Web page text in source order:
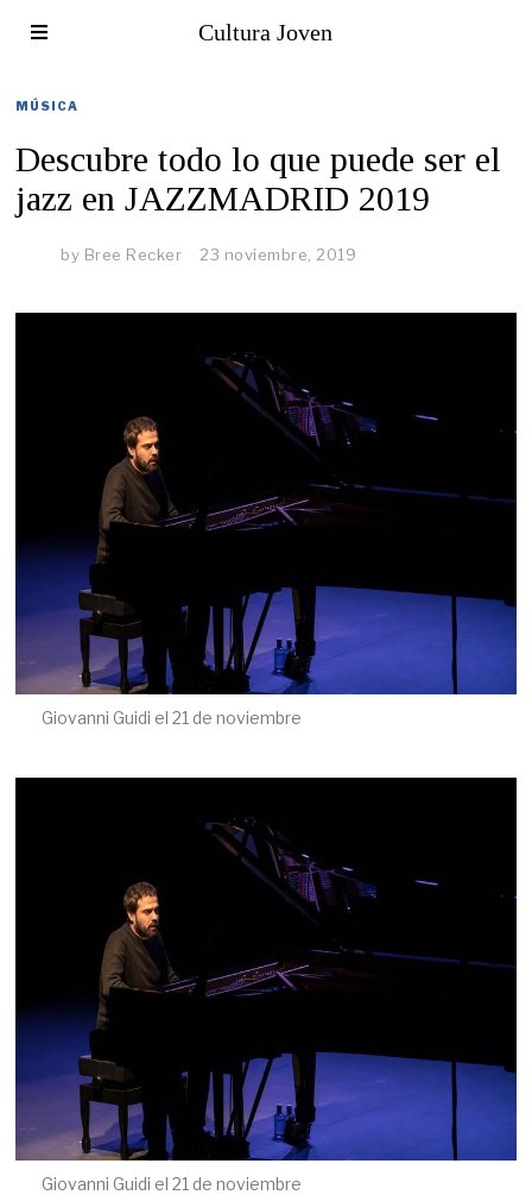
Cultura Joven
MÚSICA
Descubre todo lo que puede ser el
jazz en JAZZMADRID 2019
by Bree Recker 23 noviembre, 2019
Giovanni Guidi el 21 de noviembre
Giovanni Guidi el 21 de noviembre